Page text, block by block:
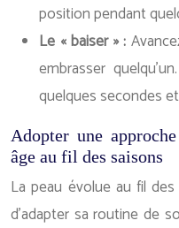
position pendant
Le « baiser » :
embrasser
quelques secondes
Adopter une
âge au fil des saisons
La peau évolue au fil
d’adapter sa routine de